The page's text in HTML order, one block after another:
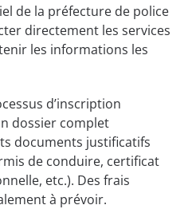
de la préfecture de police
directement les services
les informations les
d’inscription
dossier complet
documents justificatifs
de conduire, certificat
etc.). Des frais
à prévoir.